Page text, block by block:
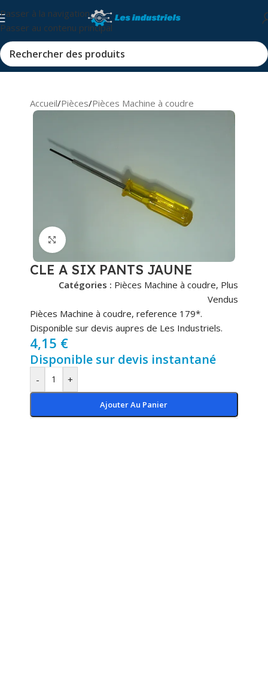
Passer à la navigation
Passer au contenu principal
Accueil/Pièces/Pièces Machine à coudre
Cliquez pour agrandir
CLE A SIX PANTS JAUNE
Catégories : Pièces Machine à coudre, Plus
Vendus
Pièces Machine à coudre, reference 179*.
Disponible sur devis aupres de Les Industriels.
4,15 €
Disponible sur devis instantané
- +
Ajouter Au Panier